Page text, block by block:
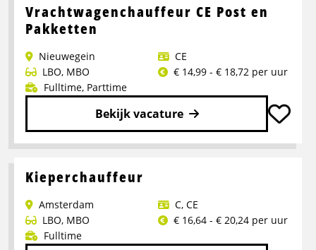
over
Vrachtwagenchauffeur
–
geconditioneerd
vervoer
Vrachtwagenchauffeur CE Post en
Pakketten
Nieuwegein
CE
LBO, MBO
€ 14,99 - € 18,72 per uur
Fulltime, Parttime
Bekijk vacature
Lees
over
Vrachtwagenchauffeur
CE
Post
en
Kieperchauffeur
Amsterdam C, CE
LBO, MBO
€ 16,64 - € 20,24 per uur
Fulltime